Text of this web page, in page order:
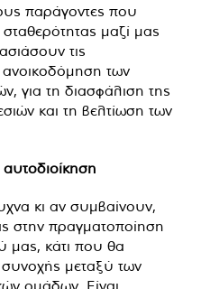
παράγοντες που
μαζί μας
τις
ανοικοδόμηση των
για τη διασφάλιση της
και τη βελτίωση των
κι αν συμβαίνουν,
στην πραγματοποίηση
μας, κάτι που θα
μεταξύ των
ομάδων. Είναι